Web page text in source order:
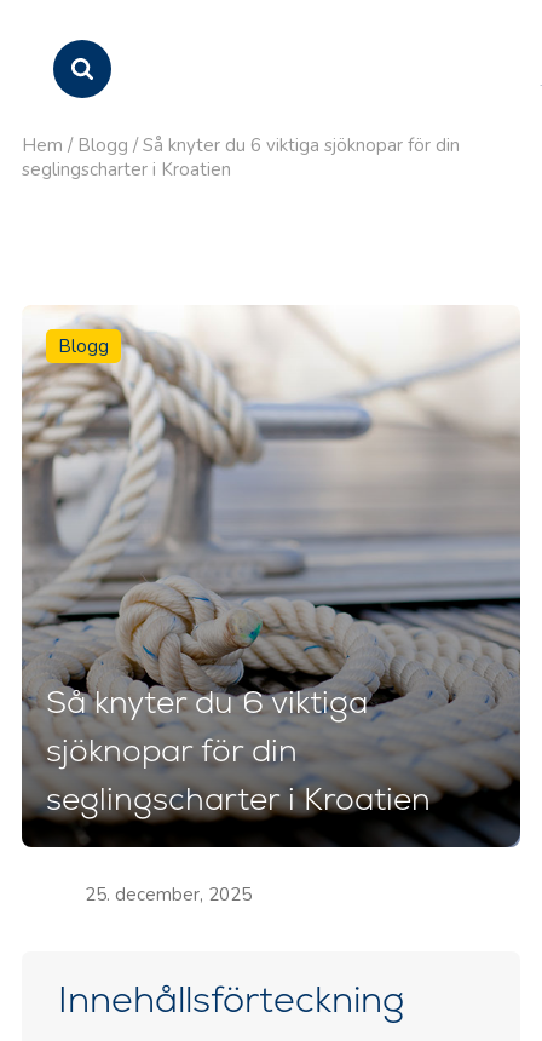
Hem / Blogg / Så knyter du 6 viktiga sjöknopar för din
seglingscharter i Kroatien
Blogg
Så knyter du 6 viktiga
sjöknopar för din
seglingscharter i Kroatien
25. december, 2025
Innehållsförteckning